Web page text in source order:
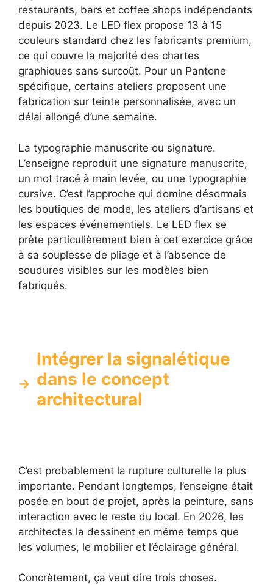
restaurants, bars et coffee shops indépendants
depuis 2023. Le LED flex propose 13 à 15
couleurs standard chez les fabricants premium,
ce qui couvre la majorité des chartes
graphiques sans surcoût. Pour un Pantone
spécifique, certains ateliers proposent une
fabrication sur teinte personnalisée, avec un
délai allongé d’une semaine.
La typographie manuscrite ou signature.
L’enseigne reproduit une signature manuscrite,
un mot tracé à main levée, ou une typographie
cursive. C’est l’approche qui domine désormais
les boutiques de mode, les ateliers d’artisans et
les espaces événementiels. Le LED flex se
prête particulièrement bien à cet exercice grâce
à sa souplesse de pliage et à l’absence de
soudures visibles sur les modèles bien
fabriqués.
Intégrer la signalétique
dans le concept
architectural
C’est probablement la rupture culturelle la plus
importante. Pendant longtemps, l’enseigne était
posée en bout de projet, après la peinture, sans
interaction avec le reste du local. En 2026, les
architectes la dessinent en même temps que
les volumes, le mobilier et l’éclairage général.
Concrètement, ça veut dire trois choses.